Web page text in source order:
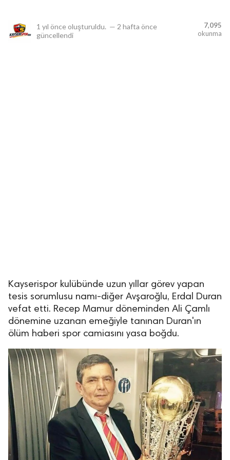
1 yıl önce oluşturuldu. — 2 hafta önce
güncellendi
7,095
okunma
Kayserispor kulübünde uzun yıllar görev yapan
tesis sorumlusu namı-diğer Avşaroğlu, Erdal Duran
vefat etti. Recep Mamur döneminden Ali Çamlı
dönemine uzanan emeğiyle tanınan Duran'ın
ölüm haberi spor camiasını yasa boğdu.